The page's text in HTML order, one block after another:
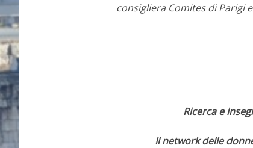
consigliera Comites di Parigi
Ricerca e
Il network delle